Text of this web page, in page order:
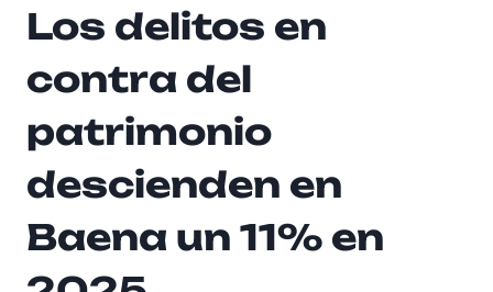
Los delitos en
contra del
patrimonio
descienden en
Baena un 11% en